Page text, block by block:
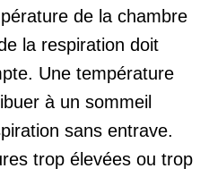
de la chambre
la respiration doit
Une température
à un sommeil
sans entrave.
trop élevées ou trop